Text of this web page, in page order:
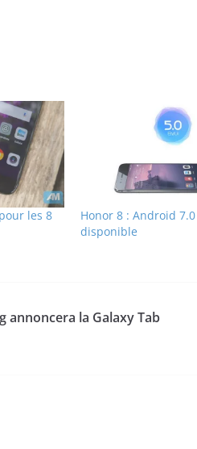
les 8
Honor 8 : Android
disponible
annoncera la Galaxy Tab